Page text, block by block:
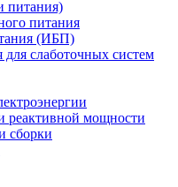
питания)
питания
(ИБП)
слаботочных систем
реактивной мощности
сборки